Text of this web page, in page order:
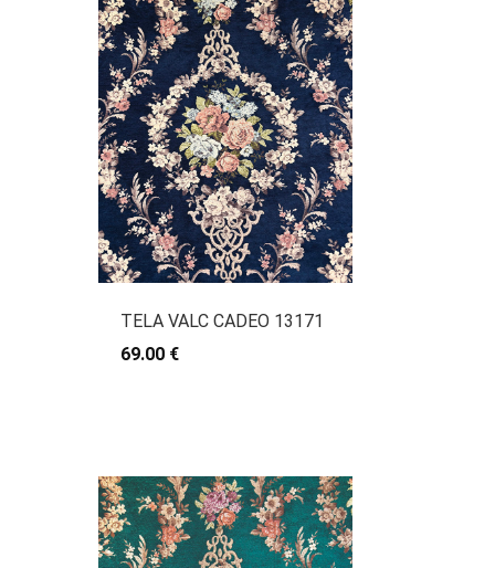
TELA VALC CADEO 13171
69.00 €